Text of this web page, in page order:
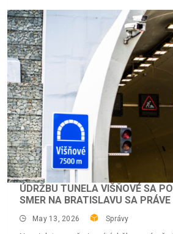
ÚDRŽBU TUNELA VIŠŇOVÉ SA
SMER NA BRATISLAVU SA
May 13, 2026 Správy